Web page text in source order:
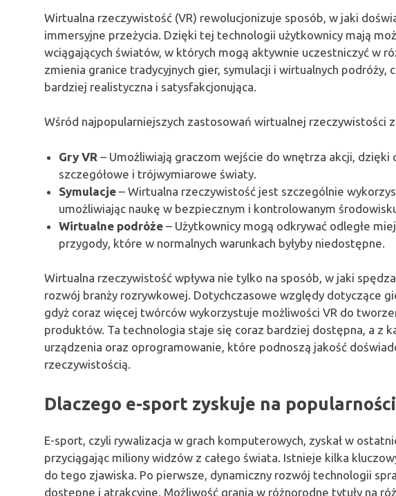
Wirtualna rzeczywistość (VR) rewolucjonizuje sposób, w jaki
immersyjne przeżycia. Dzięki tej technologii użytkownicy mają
wciągających światów, w których mogą aktywnie uczestniczyć w
zmienia granice tradycyjnych gier, symulacji i wirtualnych podróży,
bardziej realistyczna i satysfakcjonująca.
Wśród najpopularniejszych zastosowań wirtualnej rzeczywistości
Gry VR – Umożliwiają graczom wejście do wnętrza akcji, dzięki
szczegółowe i trójwymiarowe światy.
Symulacje – Wirtualna rzeczywistość jest szczególnie
umożliwiając naukę w bezpiecznym i kontrolowanym
Wirtualne podróże – Użytkownicy mogą odkrywać odległe
przygody, które w normalnych warunkach byłyby niedostępne.
Wirtualna rzeczywistość wpływa nie tylko na sposób, w jaki
rozwój branży rozrywkowej. Dotychczasowe względy dotyczące
gdyż coraz więcej twórców wykorzystuje możliwości VR do
produktów. Ta technologia staje się coraz bardziej dostępna, a z
urządzenia oraz oprogramowanie, które podnoszą jakość
rzeczywistością.
Dlaczego e-sport zyskuje na
E-sport, czyli rywalizacja w grach komputerowych, zyskał w
przyciągając miliony widzów z całego świata. Istnieje kilka
do tego zjawiska. Po pierwsze, dynamiczny rozwój technologii
dostępne i atrakcyjne. Możliwość grania w różnorodne tytuły na